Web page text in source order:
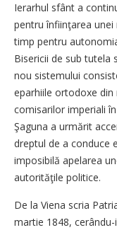
Ierarhul sfânt a
pentru înfiinţarea
timp pentru
Bisericii de sub tutela
nou sistemului
eparhiile ortodoxe
comisarilor imperiali
Şaguna a urmărit
dreptul de a conduce
imposibilă apelarea
auto­ri­tăţile politice.
De la Viena scria
martie 1848,